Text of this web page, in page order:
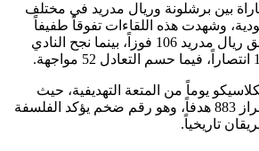
263 مباراة بين برشلونة وريال مدريد في مختلف
هذه اللقاءات تفوقاً طفيفاً
للنادي الملكي. حيث حقق ريال مدريد 106 فوزاً، بينما نجح النادي
من المتعة التهديفية، حيث
شهدت الـ 263 مباراة إحراز 883 هدفاً، وهو رقم ضخم يؤكد الفلسفة